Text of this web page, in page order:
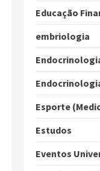
Educação
embriologia
Esporte
Estudos
Eventos